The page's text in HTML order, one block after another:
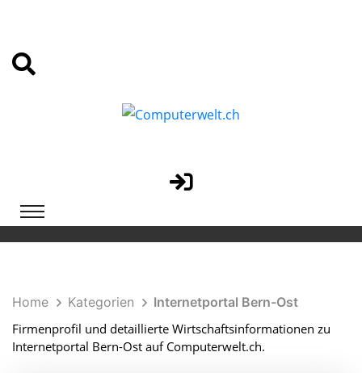
Home Kategorien
Internetportal Bern-Ost
Firmenprofil und detaillierte Wirtschaftsinformationen zu
Internetportal Bern-Ost auf Computerwelt.ch.